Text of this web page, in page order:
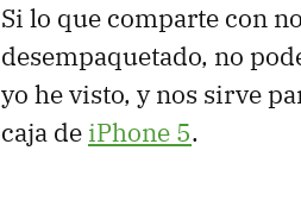
Si lo que comparte con
desempaquetado, no
yo he visto, y nos sirve
caja de iPhone 5.